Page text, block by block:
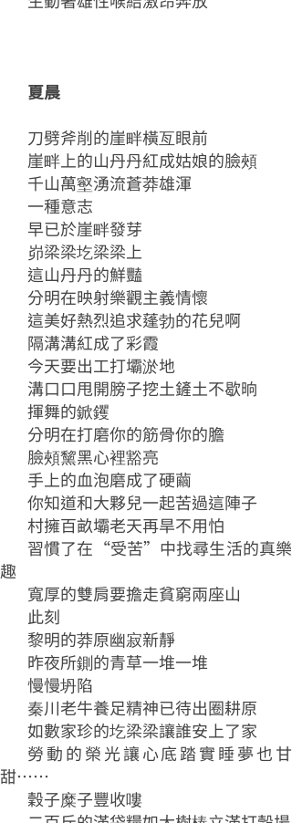
夏晨
刀劈斧削的崖畔橫亙眼前
崖畔上的山丹丹紅成姑娘的臉頰
千山萬壑湧流蒼莽雄渾
一種意志
早已於崖畔發芽
峁梁梁圪梁梁上
這山丹丹的鮮豔
分明在映射樂觀主義情懷
這美好熱烈追求蓬勃的花兒啊
隔溝溝紅成了彩霞
今天要出工打壩淤地
溝口口甩開膀子挖土鏟土不歇晌
揮舞的鍁钁
分明在打磨你的筋骨你的膽
臉頰黧黑心裡豁亮
手上的血泡磨成了硬繭
你知道和大夥兒一起苦過這陣子
村擁百畝壩老天再旱不用怕
習慣了在“受苦”中找尋生活的真樂
趣
寬厚的雙肩要擔走貧窮兩座山
此刻
黎明的莽原幽寂新靜
昨夜所鍘的青草一堆一堆
慢慢坍陷
秦川老牛養足精神已待出圈耕原
如數家珍的圪梁梁讓誰安上了家
勞動的榮光讓心底踏實睡夢也甘
甜……
穀子糜子豐收嘍